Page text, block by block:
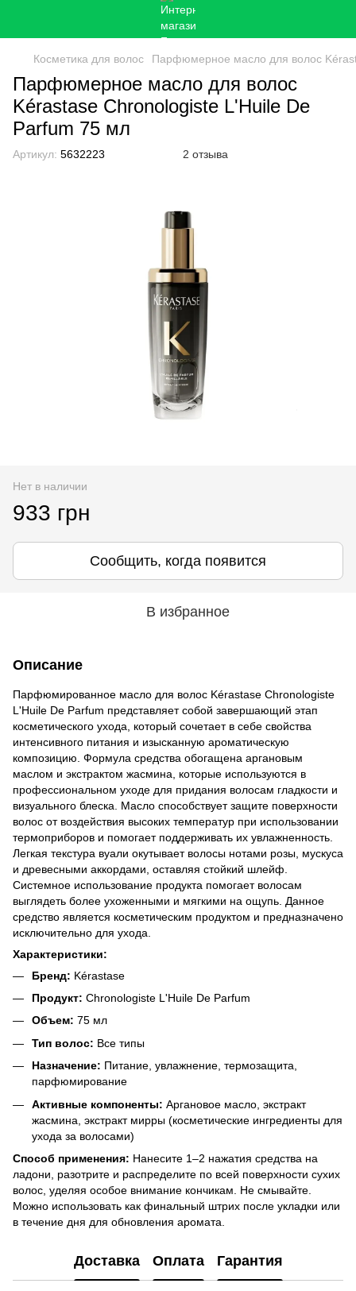
Косметика для волос Парфюмерное масло для волос
Парфюмерное масло для волос
Kérastase Chronologiste L'Huile De
Parfum 75 мл
Артикул: 5632223 2 отзыва
Нет в наличии
933 грн
Сообщить, когда появится
В избранное
Описание
Парфюмированное масло для волос Kérastase Chronologiste
L'Huile De Parfum представляет собой завершающий этап
косметического ухода, который сочетает в себе свойства
интенсивного питания и изысканную ароматическую
композицию. Формула средства обогащена аргановым
маслом и экстрактом жасмина, которые используются в
профессиональном уходе для придания волосам гладкости и
визуального блеска. Масло способствует защите поверхности
волос от воздействия высоких температур при использовании
термоприборов и помогает поддерживать их увлажненность.
Легкая текстура вуали окутывает волосы нотами розы, мускуса
и древесными аккордами, оставляя стойкий шлейф.
Системное использование продукта помогает волосам
выглядеть более ухоженными и мягкими на ощупь. Данное
средство является косметическим продуктом и предназначено
исключительно для ухода.
Характеристики:
Бренд: Kérastase
Продукт: Chronologiste L'Huile De Parfum
Объем: 75 мл
Тип волос: Все типы
Назначение: Питание, увлажнение, термозащита,
парфюмирование
Активные компоненты: Аргановое масло, экстракт
жасмина, экстракт мирры (косметические ингредиенты для
ухода за волосами)
Способ применения: Нанесите 1–2 нажатия средства на
ладони, разотрите и распределите по всей поверхности сухих
волос, уделяя особое внимание кончикам. Не смывайте.
Можно использовать как финальный штрих после укладки или
в течение дня для обновления аромата.
Доставка Оплата Гарантия